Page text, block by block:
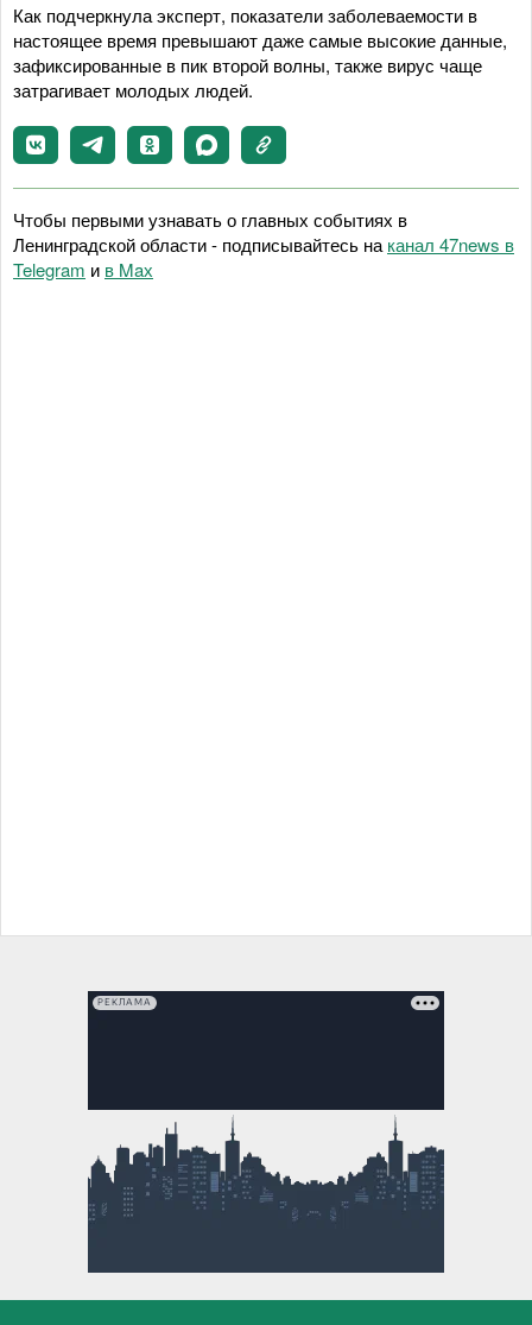
Как подчеркнула эксперт, показатели заболеваемости в
настоящее время превышают даже самые высокие данные,
зафиксированные в пик второй волны, также вирус чаще
затрагивает молодых людей.
Чтобы первыми узнавать о главных событиях в
Ленинградской области - подписывайтесь на канал 47news в
Telegram и в Maх
РЕКЛАМА